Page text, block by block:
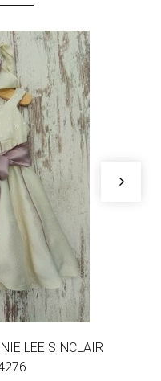
LEE SINCLAIR